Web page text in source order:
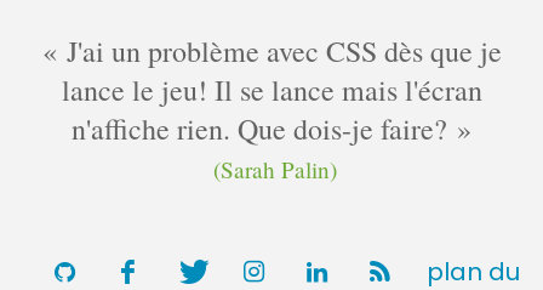
J'ai un problème avec CSS dès que je
lance le jeu! Il se lance mais l'écran
n'affiche rien. Que dois-je faire?
(Sarah Palin)
plan du